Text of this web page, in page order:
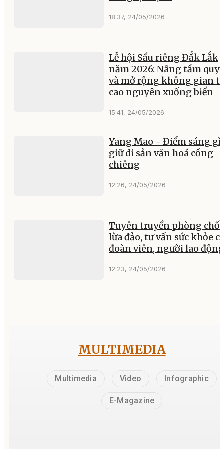
18:37, 24/05/2026
Lễ hội Sầu riêng Đắk Lắk
năm 2026: Nâng tầm quy
và mở rộng không gian
cao nguyên xuống biển
15:41, 24/05/2026
Yang Mao - Điểm sáng
giữ di sản văn hoá cồng
chiêng
12:26, 24/05/2026
Tuyên truyền phòng
lừa đảo, tư vấn sức khỏe
đoàn viên, người lao động
12:23, 24/05/2026
MULTIMEDIA
Multimedia Video Infographic
E-Magazine